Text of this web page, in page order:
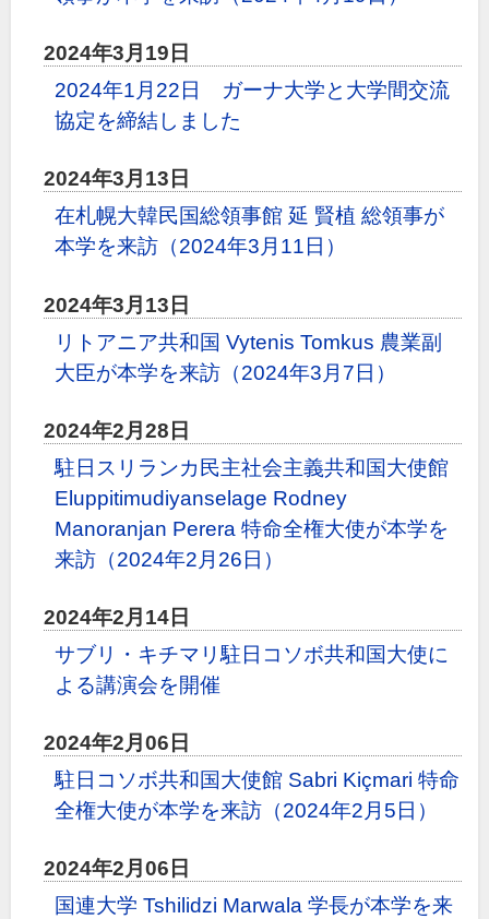
2024年3月19日
2024年1月22日 ガーナ大学と大学間交流
協定を締結しました
2024年3月13日
在札幌大韓民国総領事館 延 賢植 総領事が
本学を来訪（2024年3月11日）
2024年3月13日
リトアニア共和国 Vytenis Tomkus 農業副
大臣が本学を来訪（2024年3月7日）
2024年2月28日
駐日スリランカ民主社会主義共和国大使館
Eluppitimudiyanselage Rodney
Manoranjan Perera 特命全権大使が本学を
来訪（2024年2月26日）
2024年2月14日
サブリ・キチマリ駐日コソボ共和国大使に
よる講演会を開催
2024年2月06日
駐日コソボ共和国大使館 Sabri Kiçmari 特命
全権大使が本学を来訪（2024年2月5日）
2024年2月06日
国連大学 Tshilidzi Marwala 学長が本学を来